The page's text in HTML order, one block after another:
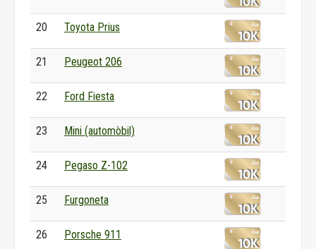
20 Toyota Prius
21 Peugeot 206
22 Ford Fiesta
23 Mini (automòbil)
24 Pegaso Z-102
25 Furgoneta
26 Porsche 911